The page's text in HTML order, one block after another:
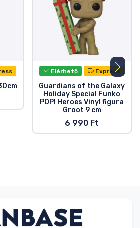
Elérhető Express
Guardians of the Galaxy
Holiday Special Funko
POP! Heroes Vinyl figura
Groot 9 cm
6 990 Ft